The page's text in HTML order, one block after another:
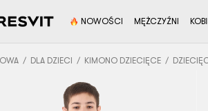
NOWOŚCI MĘŻCZYŹNI
DLA DZIECI KIMONO DZIECIĘCE